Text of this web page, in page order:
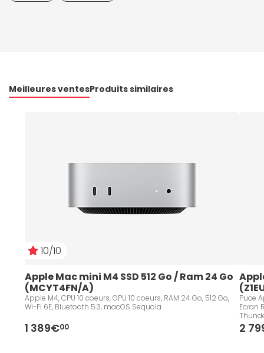
Meilleures ventesProduits similaires
10/10
Apple Mac mini M4 SSD 512 Go / Ram 24 Go
(MCYT4FN/A)
Apple M4, CPU 10 coeurs, GPU 10 coeurs, RAM 24 Go, 512 Go,
Wi-Fi 6E, Bluetooth 5.3, macOS Sequoia
1 389€00
Puce
Ecran
2